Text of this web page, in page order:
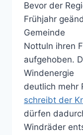
Bevor der
Frühjahr
Gemeinde
Nottuln ihren
aufgehoben.
Windenergie
deutlich mehr
schreibt der
dürfen
Windräder